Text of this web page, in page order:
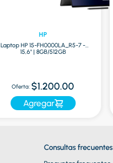
HP
Laptop HP 15-FH0000LA_R5-7 -
15,6" | 8GB/512GB
Oferta: $1.200.00
Agregar
Consultas frecuentes